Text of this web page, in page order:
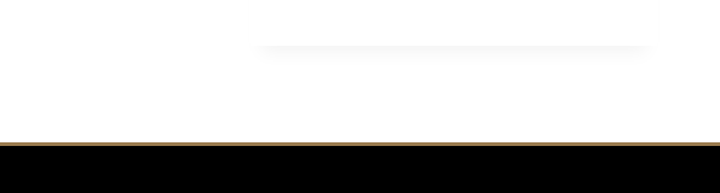
NIEDZIELA